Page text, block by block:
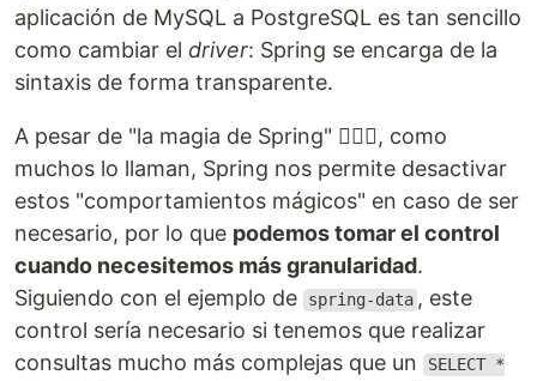
aplicación de MySQL a PostgreSQL es tan sencillo
como cambiar el driver: Spring se encarga de la
sintaxis de forma transparente.
A pesar de "la magia de Spring" 🧙🏻‍♂️, como
muchos lo llaman, Spring nos permite desactivar
estos "comportamientos mágicos" en caso de ser
necesario, por lo que podemos tomar el control
cuando necesitemos más granularidad.
Siguiendo con el ejemplo de
spring-data , este
control sería necesario si tenemos que realizar
consultas mucho más complejas que un
SELECT *